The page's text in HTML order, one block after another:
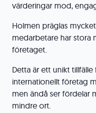
värderingar mod,
Holmen präglas
medarbetare har stora
företaget.
Detta är ett unikt
internationellt företag
men ändå ser fördelar
mindre ort.